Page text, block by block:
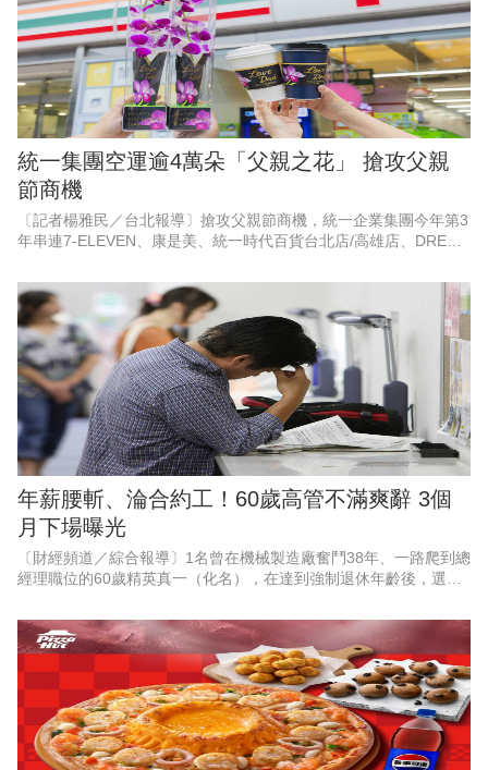
統一集團空運逾4萬朵「父親之花」 搶攻父親
節商機
〔記者楊雅民／台北報導〕搶攻父親節商機，統一企業集團今年第3
年串連7-ELEVEN、康是美、統一時代百貨台北店/高雄店、DREAM
牌，空
年薪腰斬、淪合約工！60歲高管不滿爽辭 3個
月下場曝光
〔財經頻道／綜合報導〕1名曾在機械製造廠奮鬥38年、一路爬到總
經理職位的60歲精英真一（化名），在達到強制退休年齡後，選擇
由人生。